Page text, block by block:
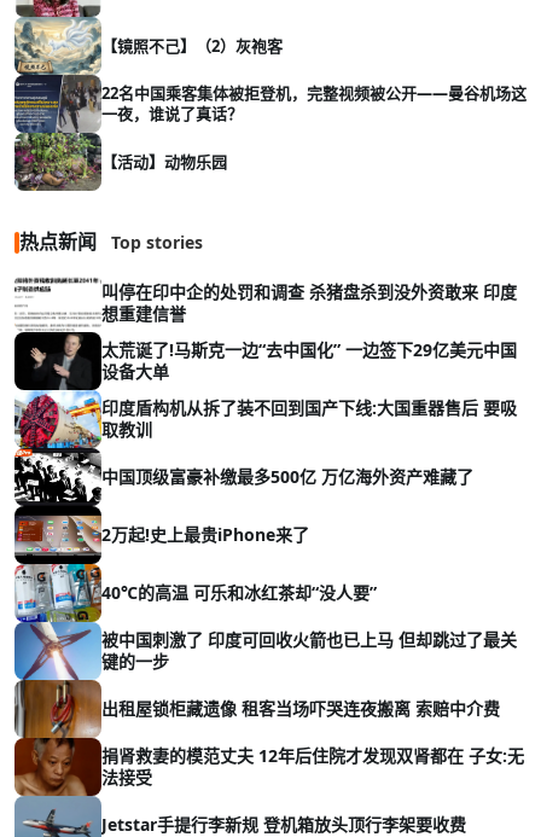
【镜照不己】（2）灰袍客
22名中国乘客集体被拒登机，完整视频被公开——曼谷机场这
一夜，谁说了真话？
【活动】动物乐园
热点新闻 Top stories
叫停在印中企的处罚和调查 杀猪盘杀到没外资敢来 印度
想重建信誉
太荒诞了!马斯克一边“去中国化” 一边签下29亿美元中国
设备大单
印度盾构机从拆了装不回到国产下线:大国重器售后 要吸
取教训
中国顶级富豪补缴最多500亿 万亿海外资产难藏了
2万起!史上最贵iPhone来了
40℃的高温 可乐和冰红茶却“没人要”
被中国刺激了 印度可回收火箭也已上马 但却跳过了最关
键的一步
出租屋锁柜藏遗像 租客当场吓哭连夜搬离 索赔中介费
捐肾救妻的模范丈夫 12年后住院才发现双肾都在 子女:无
法接受
Jetstar手提行李新规 登机箱放头顶行李架要收费